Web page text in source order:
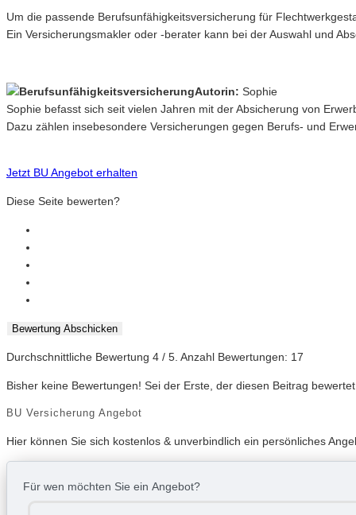
Um die passende Berufsunfähigkeitsversicherung für
Ein Versicherungsmakler oder -berater kann bei der Auswahl und
Autorin: Sophie
Sophie befasst sich seit vielen Jahren mit der Absicherung von
Dazu zählen insebesondere Versicherungen gegen Berufs- und
Jetzt BU Angebot erhalten
Diese Seite bewerten?
Bewertung Abschicken
Durchschnittliche Bewertung 4 / 5. Anzahl Bewertungen: 17
Bisher keine Bewertungen! Sei der Erste, der diesen Beitrag
BU Versicherung Angebot
Hier können Sie sich kostenlos & unverbindlich ein persönliches
Für wen möchten Sie ein Angebot?